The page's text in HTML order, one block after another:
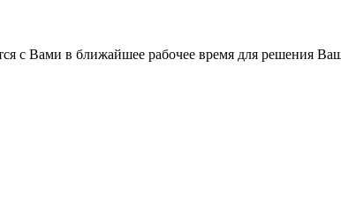
с Вами в ближайшее рабочее время для решения